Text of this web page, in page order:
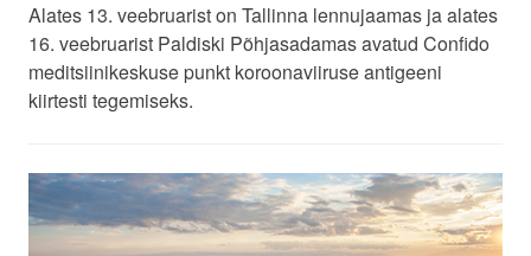
Alates 13. veebruarist on Tallinna lennujaamas ja alates
16. veebruarist Paldiski Põhjasadamas avatud Confido
meditsiinikeskuse punkt koroonaviiruse antigeeni
kiirtesti tegemiseks.